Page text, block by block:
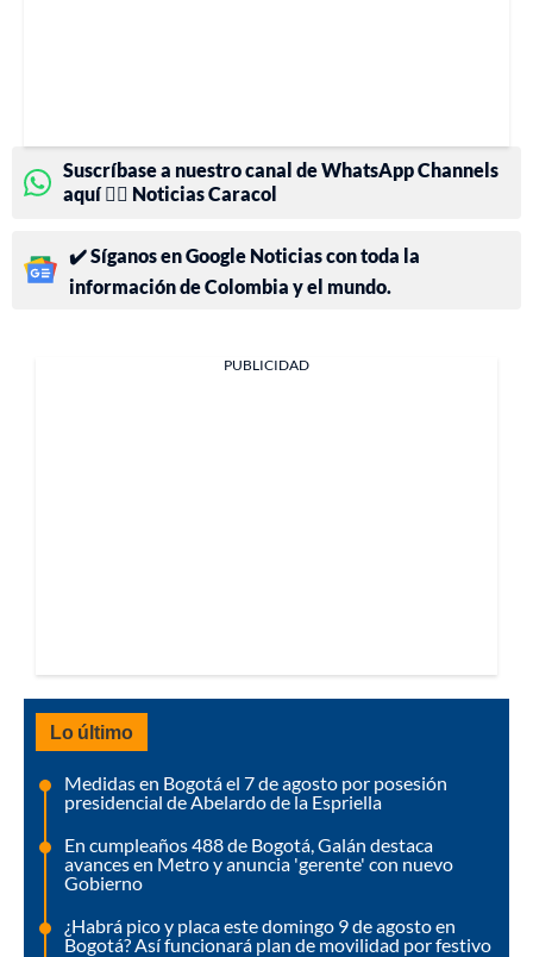
Suscríbase a nuestro canal de WhatsApp Channels
aquí 👉🏻 Noticias Caracol
✔️ Síganos en Google Noticias con toda la
información de Colombia y el mundo.
PUBLICIDAD
Lo último
Medidas en Bogotá el 7 de agosto por posesión
presidencial de Abelardo de la Espriella
En cumpleaños 488 de Bogotá, Galán destaca
avances en Metro y anuncia 'gerente' con nuevo
Gobierno
¿Habrá pico y placa este domingo 9 de agosto en
Bogotá? Así funcionará plan de movilidad por festivo